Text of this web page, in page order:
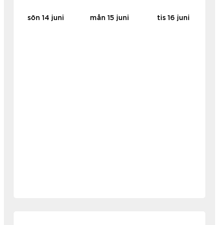
sön 14 juni mån 15 juni tis 16 juni